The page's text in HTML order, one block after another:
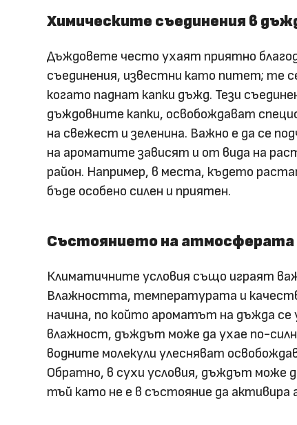
Химическите съединения в
Дъждовете често ухаят приятно
съединения, известни като питет; те
когато паднат капки дъжд. Тези
дъждовните капки, освобождават
на свежест и зеленина. Важно е да се
на ароматите зависят и от вида на
район. Например, в места, където
бъде особено силен и приятен.
Състоянието на атмосферата
Климатичните условия също играят
Влажността, температурата и
начина, по който ароматът на дъжда се
влажност, дъждът може да ухае по-
водните молекули улесняват
Обратно, в сухи условия, дъждът може
тъй като не е в състояние да